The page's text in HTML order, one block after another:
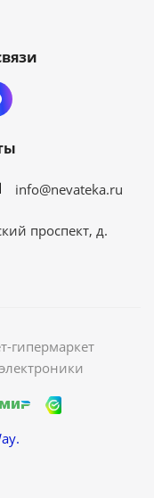
info@nevateka.ru
проспект, д.
гипермаркет